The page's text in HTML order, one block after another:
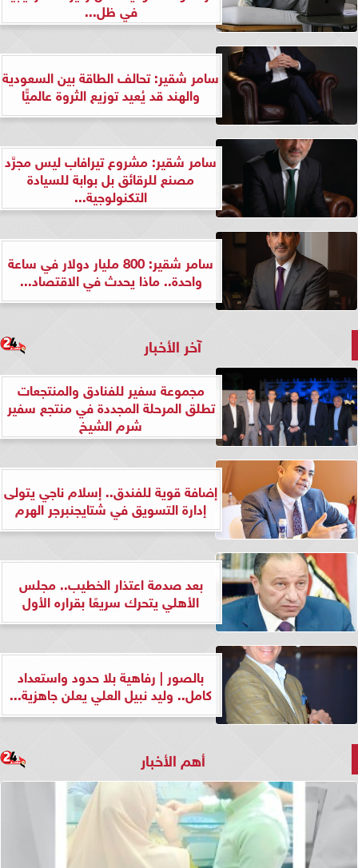
في ظل...
سامر شقير: تحالف الطاقة بين السعودية
والهند قد يُعيد توزيع الثروة عالميًّا
سامر شقير: مشروع تيرافاب ليس مجرَّد
مصنع للرقائق بل بوابة للسيادة
التكنولوجية...
سامر شقير: 800 مليار دولار في ساعة
واحدة.. ماذا يحدث في الاقتصاد...
آخر الأخبار
مجموعة سفير للفنادق والمنتجعات
تطلق المرحلة المجددة في منتجع سفير
شرم الشيخ
إضافة قوية للفندق.. إسلام ناجي يتولى
إدارة التسويق في شتايجنبرجر الهرم
بعد صدمة اعتذار الخطيب.. مجلس
الأهلي يتحرك سريعًا بقراره الأول
بالصور | رفاهية بلا حدود واستعداد
كامل.. وليد نبيل العلي يعلن جاهزية...
أهم الأخبار